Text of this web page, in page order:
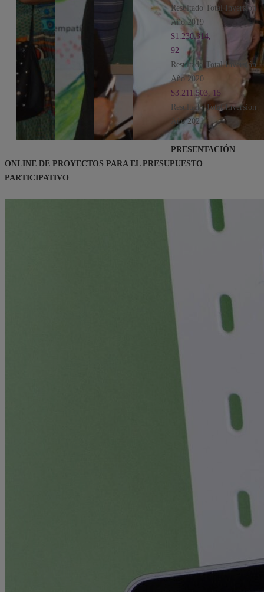
Resultado Total Inversión
Año 2019
$1.230.314,
92
Resultado Total Inversión
Año 2020
$3.211.503, 15
Resultado Total Inversión
Año 2021
PRESENTACIÓN
ONLINE DE PROYECTOS PARA EL PRESUPUESTO
PARTICIPATIVO